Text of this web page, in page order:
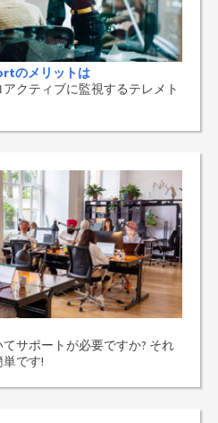
のメリットは
アクティブに監視するテレメト
サポートが必要ですか? それ
です!